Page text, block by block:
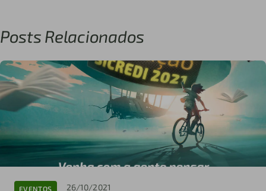
Posts Relacionados
EVENTOS 26/10/2021